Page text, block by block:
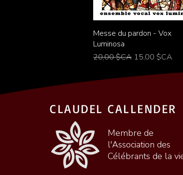
Aperçu rapide
Messe du pardon - Vox
Luminosa
Prix original
20,00 $CA Prix
15,00 $CA
CLAUDEL CALLENDER
Membre de
l'Association des
Célébrants de la